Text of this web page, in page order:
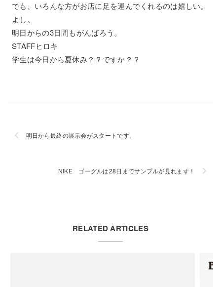
でも、いろんな方がお店に足を運んでくれるのは嬉しい。
よし。
明日からの3日間もがんばろう。
STAFFヒロキ
学生は今日から夏休み？？ですか？？
明日から最終の展示会がスタートです。
NIKE ゴーグルは28日までサンプルが見れます！
RELATED ARTICLES